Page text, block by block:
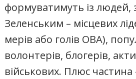
формуватимуть із
Зеленським – місцевих
мерів або голів ОВА),
волонтерів, блогерів,
військових. Плюс частина